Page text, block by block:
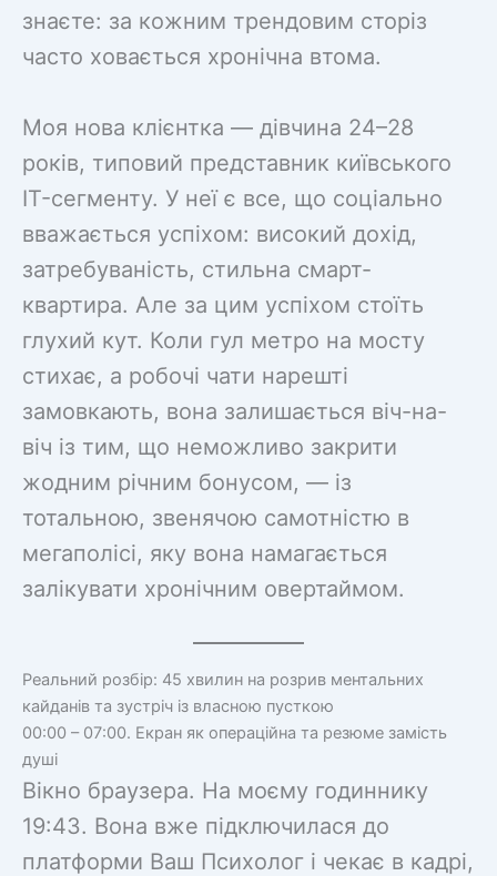
знаєте: за кожним трендовим сторіз
часто ховається хронічна втома.
Моя нова клієнтка — дівчина 24–28
років, типовий представник київського
IT-сегменту. У неї є все, що соціально
вважається успіхом: високий дохід,
затребуваність, стильна смарт-
квартира. Але за цим успіхом стоїть
глухий кут. Коли гул метро на мосту
стихає, а робочі чати нарешті
замовкають, вона залишається віч-на-
віч із тим, що неможливо закрити
жодним річним бонусом, — із
тотальною, звенячою самотністю в
мегаполісі, яку вона намагається
залікувати хронічним овертаймом.
Реальний розбір: 45 хвилин на розрив ментальних
кайданів та зустріч із власною пусткою
00:00 – 07:00. Екран як операційна та резюме замість
душі
Вікно браузера. На моєму годиннику
19:43. Вона вже підключилася до
платформи Ваш Психолог і чекає в кадрі,